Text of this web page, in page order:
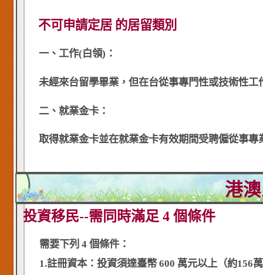
不可申請定居 的居留類別
一、工作(白領)：
未經來台留學畢業，但在台從事專門性或技術性
二、就業金卡：
取得就業金卡並在就業金卡有效期間受聘僱從事專
港
投資移民--需同時滿足 4 個條件
需要下列 4 個條件：
1.註冊資本：投資須達臺幣 600 萬元以上（約156